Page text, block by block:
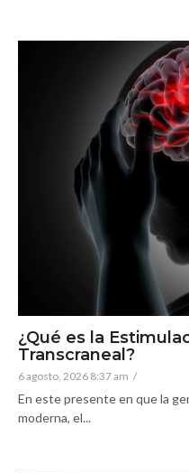
¿Qué es la
Transcraneal?
6 agosto, 2026 8:37 am /
En este presente en que la
moderna, el...